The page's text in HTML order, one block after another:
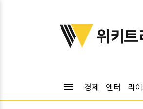
위키트리
위키트
menu 경제 엔터 라